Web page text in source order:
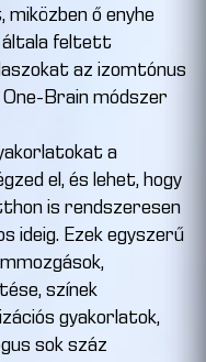
ő enyhe
általa feltett
az izomtónus
One-Brain módszer
a
el, és lehet, hogy
is rendszeresen
ideig. Ezek egyszerű
színek
gyakorlatok,
sok száz